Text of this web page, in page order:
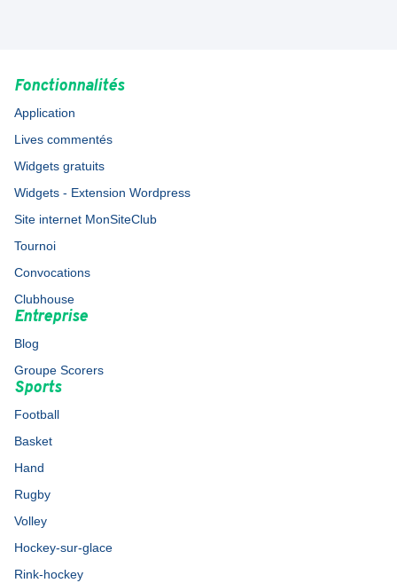
Fonctionnalités
Application
Lives commentés
Widgets gratuits
Widgets - Extension Wordpress
Site internet MonSiteClub
Tournoi
Convocations
Clubhouse
Entreprise
Blog
Groupe Scorers
Sports
Football
Basket
Hand
Rugby
Volley
Hockey-sur-glace
Rink-hockey